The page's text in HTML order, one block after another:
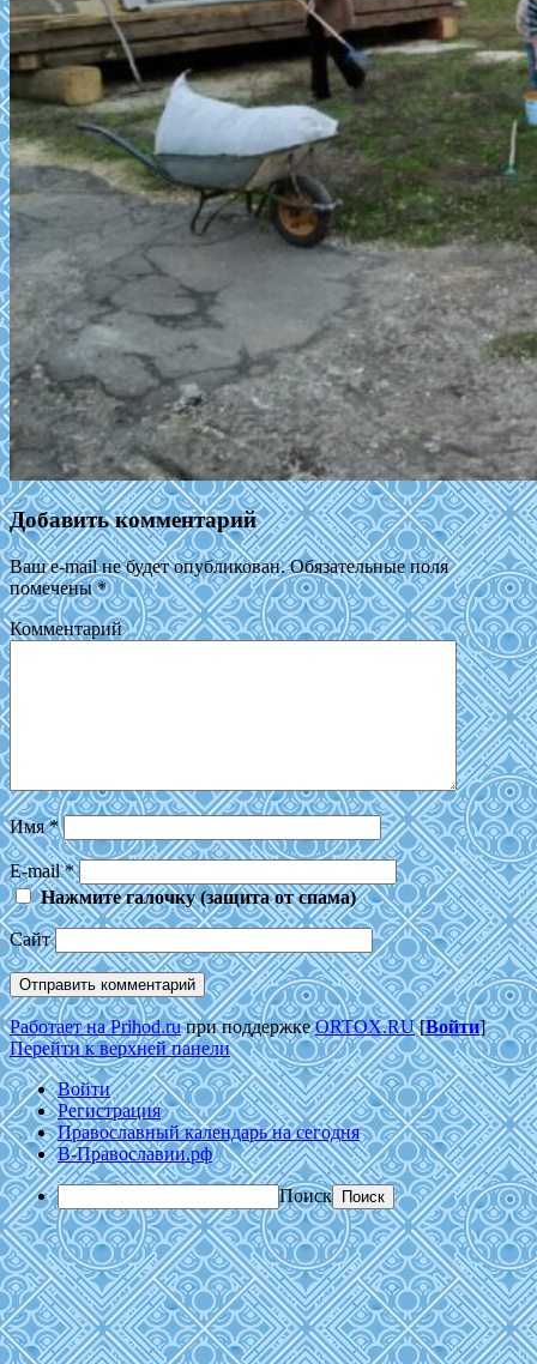
Добавить комментарий
Ваш e-mail не будет опубликован.Обязательные поля
помечены*
Комментарий
Имя*
E-mail*
Нажмите галочку (защита от спама)
Сайт
Работает на Prihod.ruпри поддержкеORTOX.RU[Войти]
Перейти к верхней панели
Войти
Регистрация
Православный календарь на сегодня
В-Православии.рф
Поиск